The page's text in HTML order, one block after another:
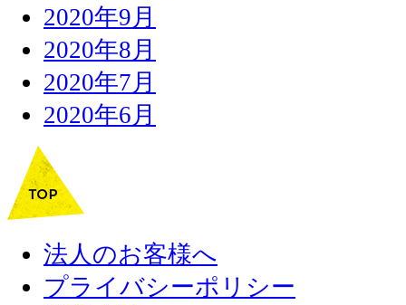
2020年9月
2020年8月
2020年7月
2020年6月
法人のお客様へ
プライバシーポリシー